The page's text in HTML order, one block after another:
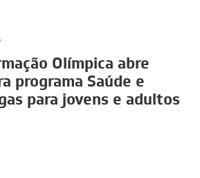
Olímpica abre
programa Saúde e
para jovens e adultos